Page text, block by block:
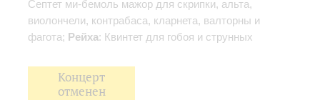
Септет ми-бемоль мажор для скрипки, альта,
виолончели, контрабаса, кларнета, валторны и
фагота; Рейха: Квинтет для гобоя и струнных
Концерт
отменен